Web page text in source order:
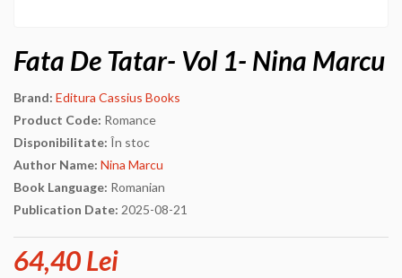
Fata De Tatar- Vol 1- Nina Marcu
Brand: Editura Cassius Books
Product Code: Romance
Disponibilitate: În stoc
Author Name: Nina Marcu
Book Language: Romanian
Publication Date: 2025-08-21
64,40 Lei